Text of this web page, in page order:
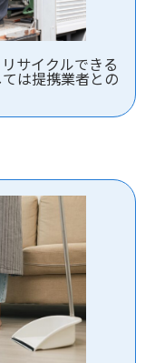
サイクルできる
は提携業者との